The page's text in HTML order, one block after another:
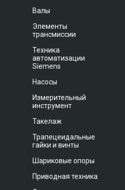
Валы
Элементы
трансмиссии
Техника
автоматизации
Siemens
Насосы
Измерительный
инструмент
Такелаж
Трапецеидальные
гайки и винты
Шариковые опоры
Приводная техника